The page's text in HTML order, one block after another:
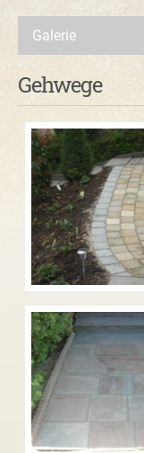
Galerie
Gehwege